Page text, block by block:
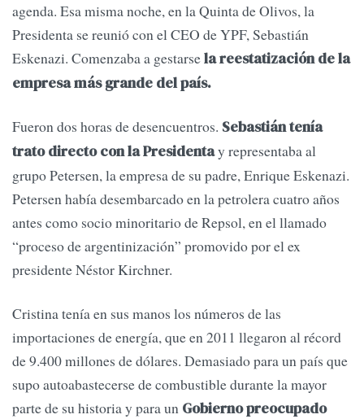
agenda. Esa misma noche, en la Quinta de Olivos, la
Presidenta se reunió con el CEO de YPF, Sebastián
Eskenazi. Comenzaba a gestarsela reestatización de la
empresa más grande del país.
Fueron dos horas de desencuentros. Sebastián tenía
trato directo con la Presidentay representaba al
grupo Petersen, la empresa de su padre, Enrique Eskenazi.
Petersen había desembarcado en la petrolera cuatro años
antes como socio minoritario de Repsol, en el llamado
“proceso de argentinización” promovido por el ex
presidente Néstor Kirchner.
Cristina tenía en sus manos los números de las
importaciones de energía, que en 2011 llegaron al récord
de 9.400 millones de dólares. Demasiado para un país que
supo autoabastecerse de combustible durante la mayor
parte de su historia y para un Gobierno preocupado